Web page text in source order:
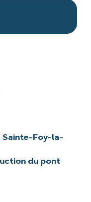
Sainte-Foy-la-
du pont